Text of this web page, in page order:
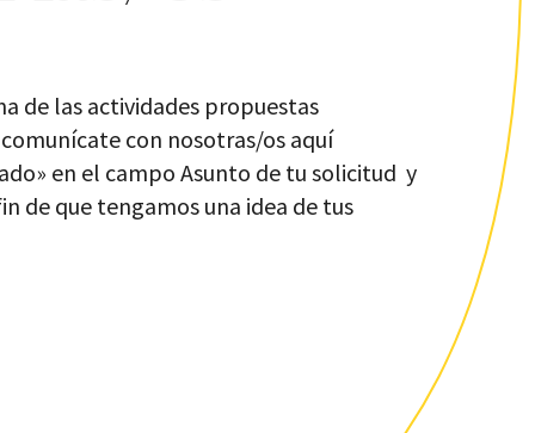
de las actividades propuestas
con nosotras/os aquí
» en el campo Asunto de tu solicitud y
de que tengamos una idea de tus